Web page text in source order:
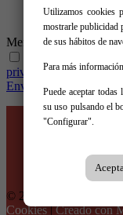
Mensaje *
privacidad
Enviar
Inicio
Venta Alquiler
© 2026 Inmobiliaria
Cookies|Creado con
Utilizamos cookies
mostrarle publicidad
de sus hábitos de
Para más
Puede aceptar
su uso pulsando el
"Configurar".